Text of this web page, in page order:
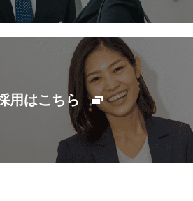
用はこちら